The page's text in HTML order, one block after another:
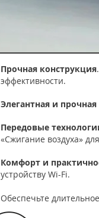
Прочная конструкция
эффективности.
Элегантная и
Передовые
«Сжигание воздуха»
Комфорт и
устройству Wi-Fi.
Обеспечьте